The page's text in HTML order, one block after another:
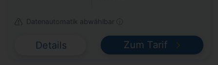
Datenautomatik abwählbar ⓘ
Details Zum Tarif